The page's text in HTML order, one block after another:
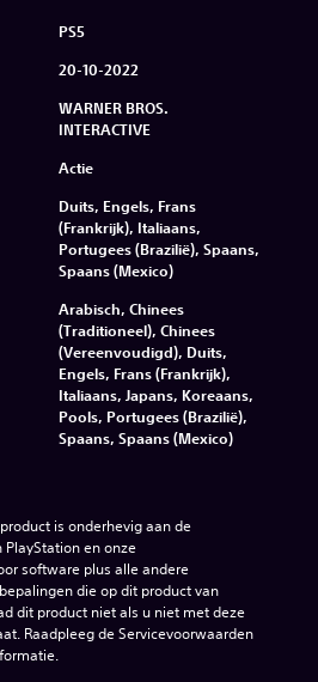
PS5
20-10-2022
WARNER BROS.
INTERACTIVE
Actie
Duits, Engels, Frans
(Frankrijk), Italiaans,
Portugees (Brazilië), Spaans,
Spaans (Mexico)
Arabisch, Chinees
(Traditioneel), Chinees
(Vereenvoudigd), Duits,
Engels, Frans (Frankrijk),
Italiaans, Japans, Koreaans,
Pools, Portugees (Brazilië),
Spaans, Spaans (Mexico)
is onderhevig aan de
en onze
software plus alle andere
die op dit product van
dit product niet als u niet met deze
Raadpleeg de Servicevoorwaarden